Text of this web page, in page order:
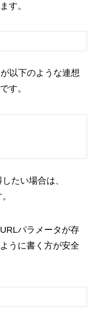
す。
以下のような連想
す。
たい場合は、
パラメータが存
うに書く方が安全